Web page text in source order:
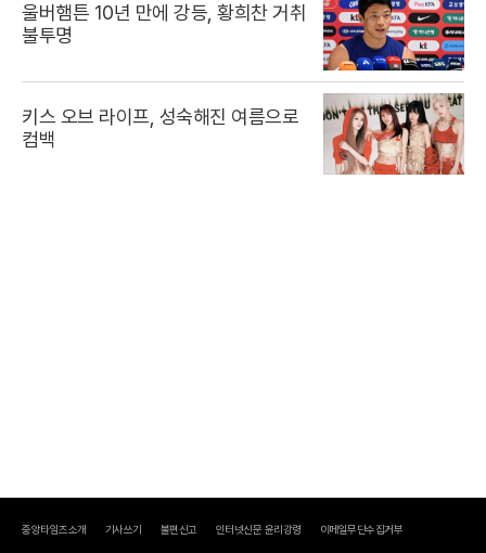
울버햄튼 10년 만에 강등, 황희찬 거취
불투명
키스 오브 라이프, 성숙해진 여름으로
컴백
중앙타임즈소개 기사쓰기 불편신고 인터넷신문 윤리강령 이메일무단수집거부